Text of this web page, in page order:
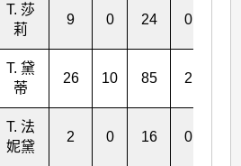
T. 莎
莉
9 0 24 0
T. 黛
蒂
26 10 85 2
T. 法
妮黛
2 0 16 0